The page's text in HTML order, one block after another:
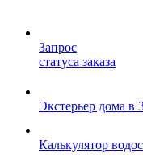
Запрос
статуса заказа
Экстерьер дома в
Калькулятор